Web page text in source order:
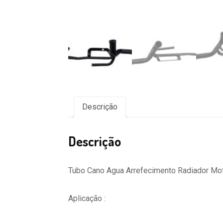
Descrição
Descrição
Tubo Cano Agua Arrefecimento Radiador
Aplicação :